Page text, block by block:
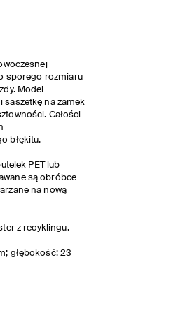
sporego rozmiaru
Model
saszetkę na zamek
Całości
błękitu.
PET lub
są obróbce
na nową
z recyklingu.
głębokość: 23